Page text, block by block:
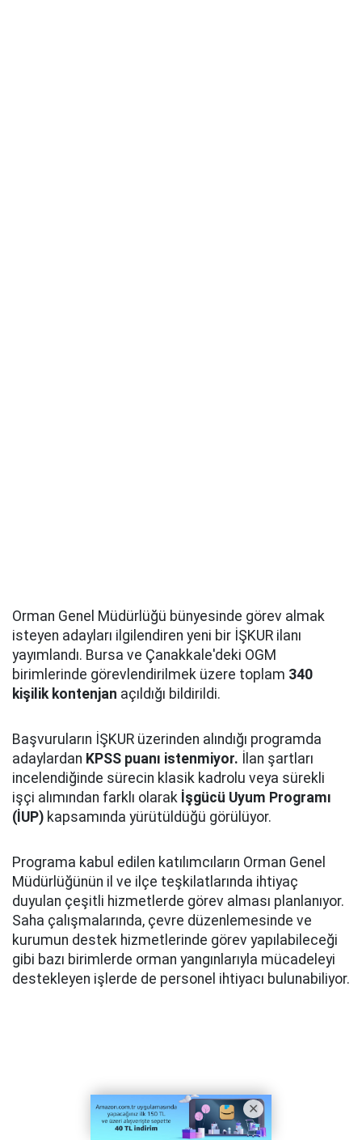
Orman Genel Müdürlüğü bünyesinde görev almak
isteyen adayları ilgilendiren yeni bir İŞKUR ilanı
yayımlandı. Bursa ve Çanakkale'deki OGM
birimlerinde görevlendirilmek üzere toplam 340
kişilik kontenjan açıldığı bildirildi.
Başvuruların İŞKUR üzerinden alındığı programda
adaylardan KPSS puanı istenmiyor. İlan şartları
incelendiğinde sürecin klasik kadrolu veya sürekli
işçi alımından farklı olarak İşgücü Uyum Programı
(İUP) kapsamında yürütüldüğü görülüyor.
Programa kabul edilen katılımcıların Orman Genel
Müdürlüğünün il ve ilçe teşkilatlarında ihtiyaç
duyulan çeşitli hizmetlerde görev alması planlanıyor.
Saha çalışmalarında, çevre düzenlemesinde ve
kurumun destek hizmetlerinde görev yapılabileceği
gibi bazı birimlerde orman yangınlarıyla mücadeleyi
destekleyen işlerde de personel ihtiyacı bulunabiliyor.